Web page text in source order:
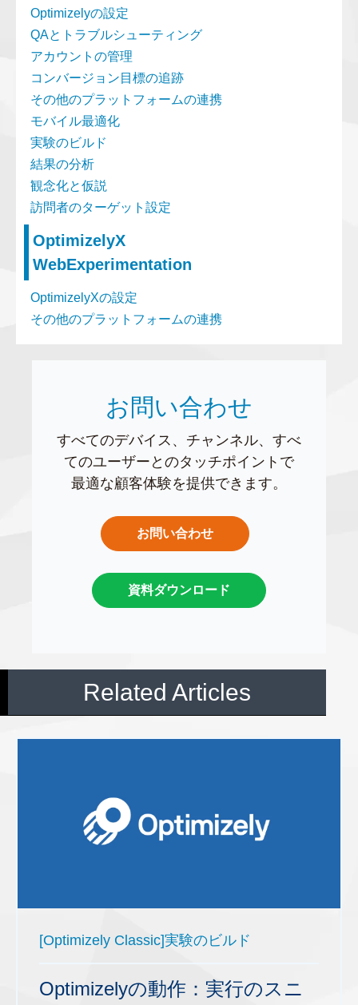
Optimizelyの設定
QAとトラブルシューティング
アカウントの管理
コンバージョン目標の追跡
その他のプラットフォームの連携
モバイル最適化
実験のビルド
結果の分析
観念化と仮説
訪問者のターゲット設定
OptimizelyX
WebExperimentation
OptimizelyXの設定
その他のプラットフォームの連携
お問い合わせ
すべてのデバイス、チャンネル、すべ
てのユーザーとのタッチポイントで
最適な顧客体験を提供できます。
お問い合わせ
資料ダウンロード
Related Articles
[Optimizely Classic]実験のビルド
Optimizelyの動作：実行のスニ